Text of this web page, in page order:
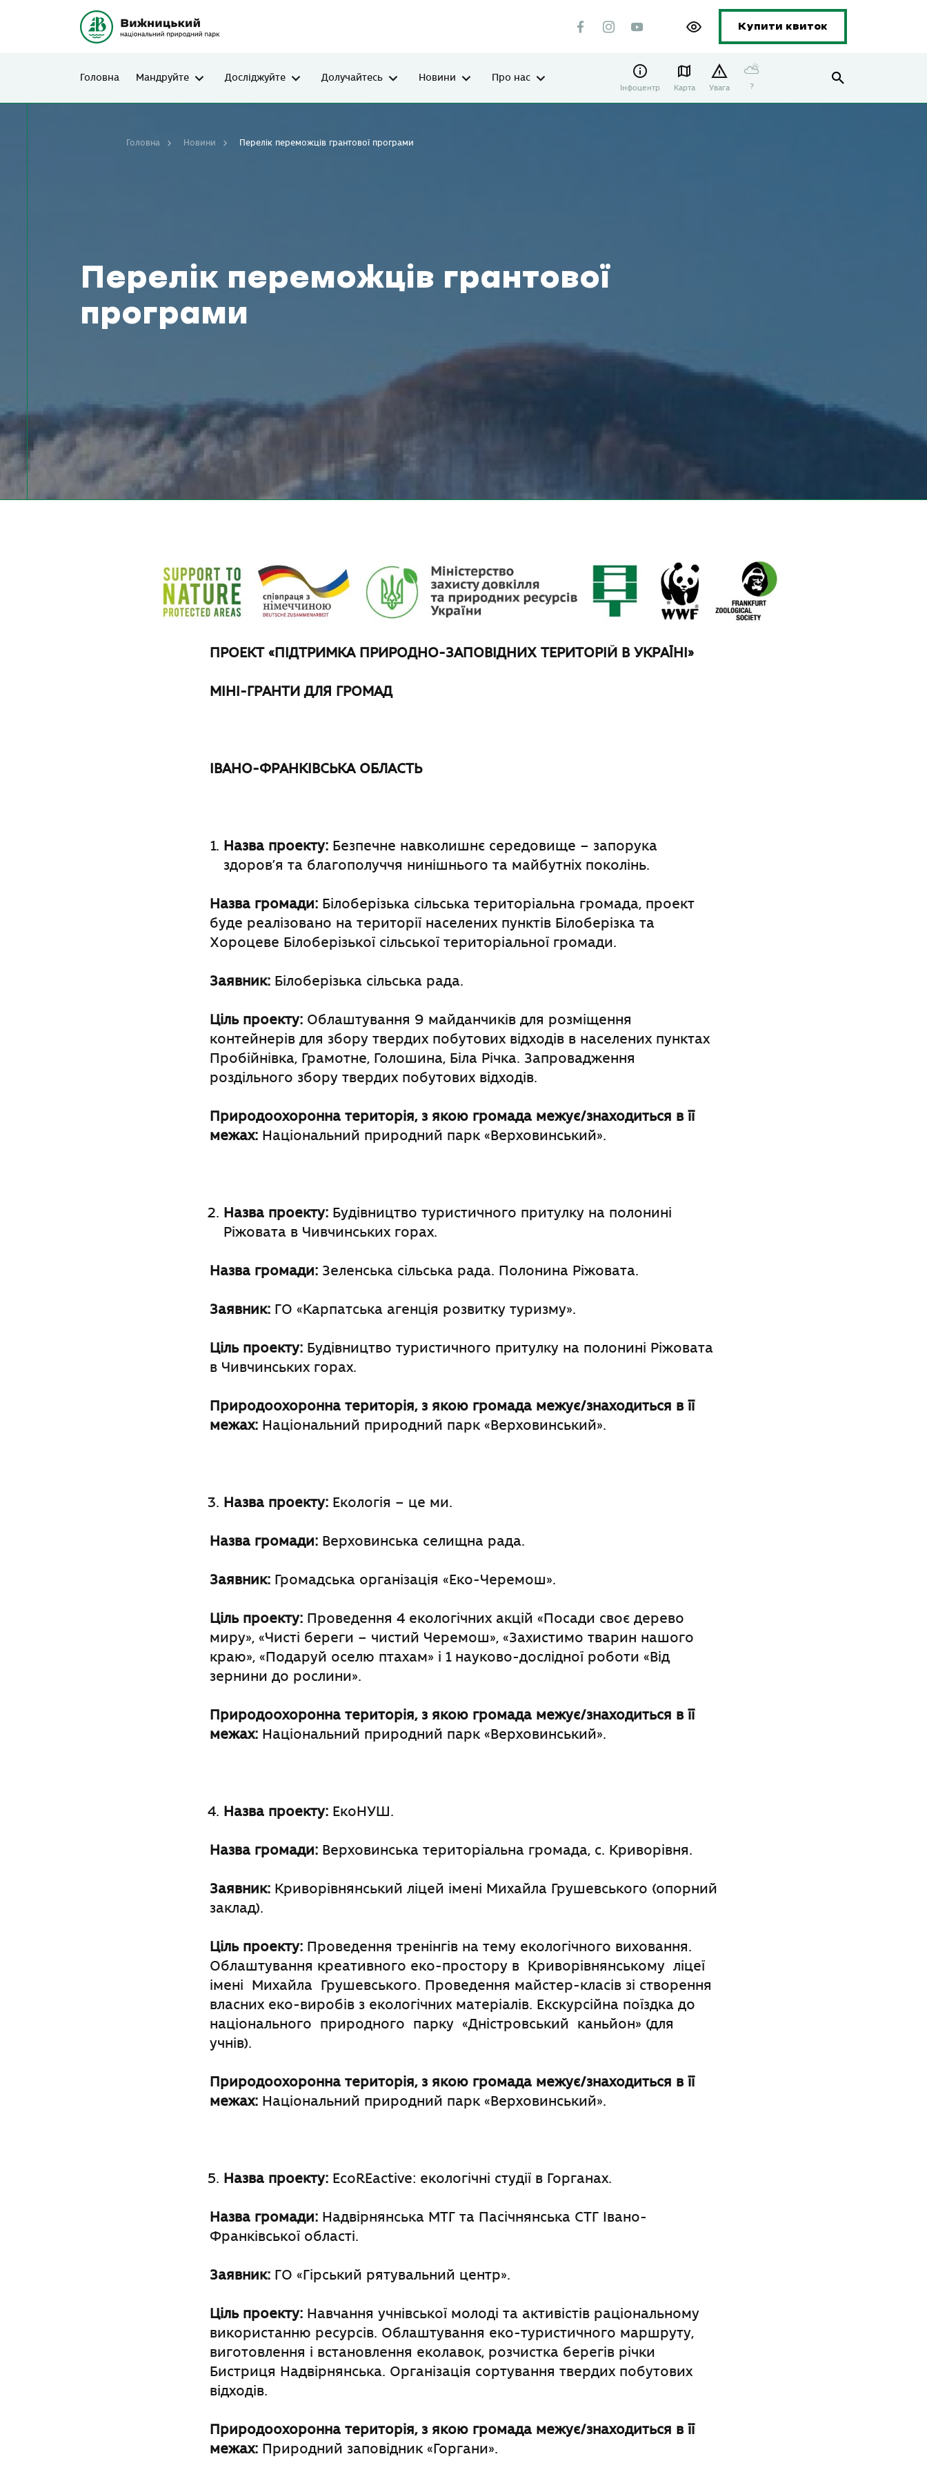
Купити квиток
Головна Мандруйте Досліджуйте Долучайтесь Новини Про нас
Інфоцентр Карта Увага
⛅
?
Перелік переможців грантової
програми
Головна Новини Перелік переможців грантової програми
ПРОЕКТ «ПІДТРИМКА ПРИРОДНО-ЗАПОВІДНИХ ТЕРИТОРІЙ В УКРАЇНІ»
МІНІ-ГРАНТИ ДЛЯ ГРОМАД
ІВАНО-ФРАНКІВСЬКА ОБЛАСТЬ
Назва проекту: Безпечне навколишнє середовище – запорука
здоров’я та благополуччя нинішнього та майбутніх поколінь.
Назва громади:Білоберізька сільська територіальна громада, проект
буде реалізовано на території населених пунктів Білоберізка та
Хороцеве Білоберізької сільської територіальної громади.
Заявник:Білоберізька сільська рада.
Ціль проекту: Облаштування 9 майданчиків для розміщення
контейнерів для збору твердих побутових відходів в населених пунктах
Пробійнівка, Грамотне, Голошина, Біла Річка. Запровадження
роздільного збору твердих побутових відходів.
Природоохоронна територія, з якою громада межує/знаходиться в її
межах: Національний природний парк «Верховинський».
Назва проекту: Будівництво туристичного притулку на полонині
Ріжовата в Чивчинських горах.
Назва громади:Зеленська сільська рада. Полонина Ріжовата.
Заявник:ГО «Карпатська агенція розвитку туризму».
Ціль проекту: Будівництво туристичного притулку на полонині Ріжовата
в Чивчинських горах.
Природоохоронна територія, з якою громада межує/знаходиться в її
межах: Національний природний парк «Верховинський».
Назва проекту: Екологія – це ми.
Назва громади:Верховинська селищна рада.
Заявник:Громадська організація «Еко-Черемош».
Ціль проекту: Проведення 4 екологічних акцій «Посади своє дерево
миру», «Чисті береги – чистий Черемош», «Захистимо тварин нашого
краю», «Подаруй оселю птахам» і 1 науково-дослідної роботи «Від
зернини до рослини».
Природоохоронна територія, з якою громада межує/знаходиться в її
межах: Національний природний парк «Верховинський».
Назва проекту: ЕкоНУШ.
Назва громади:Верховинська територіальна громада, с. Криворівня.
Заявник:Криворівнянський ліцей імені Михайла Грушевського (опорний
заклад).
Ціль проекту: Проведення тренінгів на тему екологічного виховання.
Облаштування креативного еко-простору в Криворівнянському ліцеї
імені Михайла Грушевського. Проведення майстер-класів зі створення
власних еко-виробів з екологічних матеріалів. Екскурсійна поїздка до
національного природного парку «Дністровський каньйон» (для
учнів).
Природоохоронна територія, з якою громада межує/знаходиться в її
межах: Національний природний парк «Верховинський».
Назва проекту: EcoREactive: екологічні студії в Горганах.
Назва громади:Надвірнянська МТГ та Пасічнянська СТГ Івано-
Франківської області.
Заявник:ГО «Гірський рятувальний центр».
Ціль проекту: Навчання учнівської молоді та активістів раціональному
використанню ресурсів. Облаштування еко-туристичного маршруту,
виготовлення і встановлення еколавок, розчистка берегів річки
Бистриця Надвірнянська. Організація сортування твердих побутових
відходів.
Природоохоронна територія, з якою громада межує/знаходиться в її
межах: Природний заповідник «Горгани».